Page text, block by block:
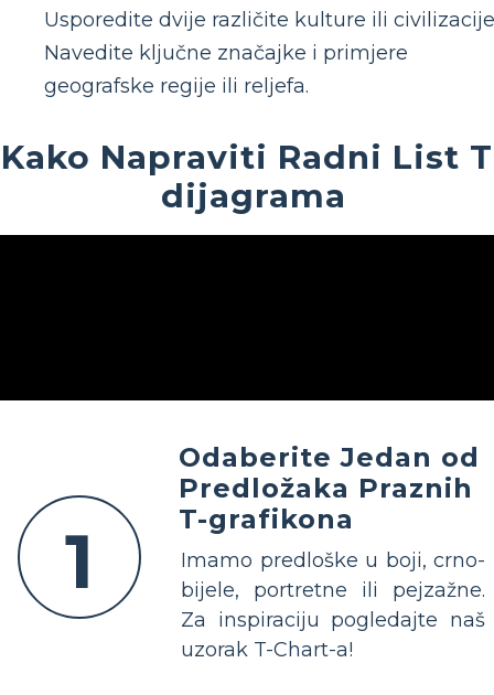
Usporedite dvije različite kulture ili
Navedite ključne značajke i primjere
geografske regije ili reljefa.
Kako Napraviti Radni List
dijagrama
1
Odaberite Jedan od
Predložaka Praznih
T-grafikona
Imamo predloške u boji, crno-
bijele, portretne ili pejzažne.
Za inspiraciju pogledajte naš
uzorak T-Chart-a!